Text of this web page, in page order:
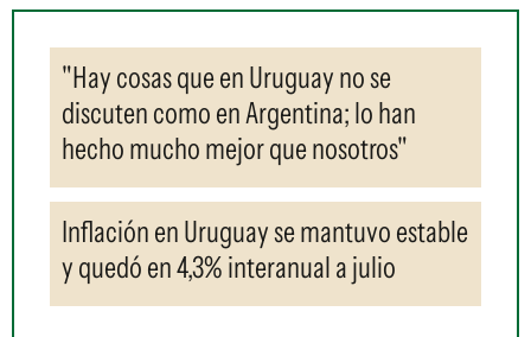
"Hay cosas que en Uruguay no se
discuten como en Argentina; lo han
hecho mucho mejor que nosotros"
Inflación en Uruguay se mantuvo estable
y quedó en 4,3% interanual a julio